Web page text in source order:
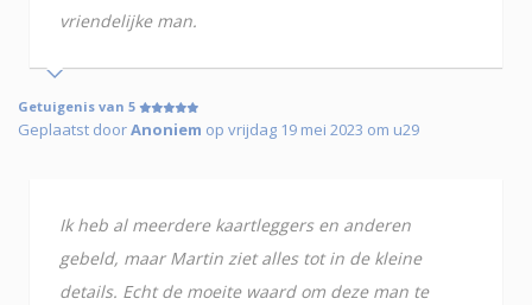
vriendelijke man.
Getuigenis van 5
Geplaatst doorAnoniem op vrijdag 19 mei 2023 om u29
Ik heb al meerdere kaartleggers en anderen
gebeld, maar Martin ziet alles tot in de kleine
details. Echt de moeite waard om deze man te